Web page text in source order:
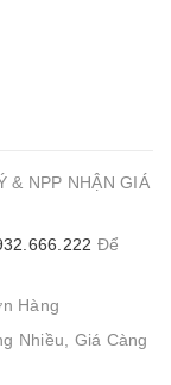
& NPP NHẬN GIÁ
Để
Hàng
Nhiều, Giá Càng